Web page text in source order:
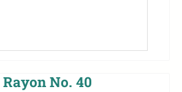
No. 40